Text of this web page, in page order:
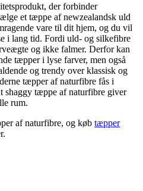
der forbinder
et tæppe af newzealandsk uld
vare til dit hjem, og du vil
i lang tid. Fordi uld- og silkefibre
og ikke falmer. Derfor kan
tæpper i lyse farver, men også
og trendy over klassisk og
tæpper af naturfibre fås i
shaggy tæppe af naturfibre giver
rum.
af naturfibre, og køb tæpper